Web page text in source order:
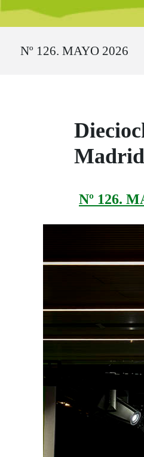
Nº 126. MAYO 2026
Madrid
Nº 126.